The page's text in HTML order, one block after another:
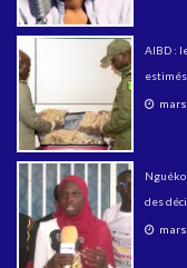
AIBD :
des